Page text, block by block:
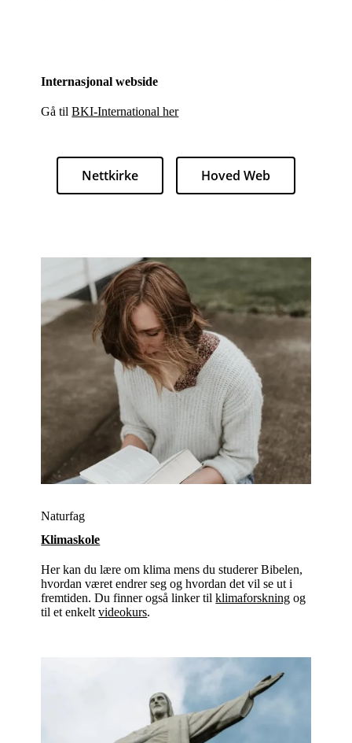
Internasjonal webside
Gå tilBKI-International her
Nettkirke Hoved Web
Naturfag
Klimaskole
Her kan du lære om klima mens du studerer Bibelen,
hvordan været endrer seg og hvordan det vil se ut i
fremtiden. Du finner også linker tilklimaforskning og
til et enkeltvideokurs.